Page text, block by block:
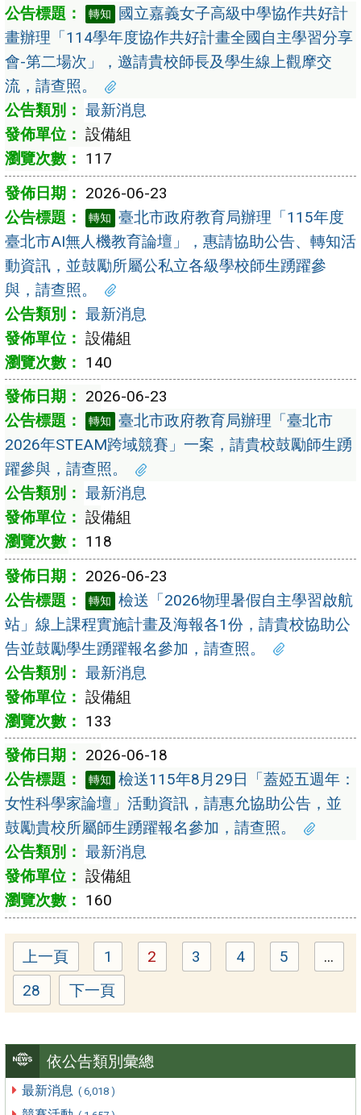
依公告類別彙總
最新消息 ( 6,018 )
轉知
國立嘉義女子高級中學協作共好計
畫辦理「114學年度協作共好計畫全國自主學習分享
會-第二場次」，邀請貴校師長及學生線上觀摩交
流，請查照。
最新消息
設備組
117
2026-06-23
轉知 臺北市政府教育局辦理「115年度
臺北市AI無人機教育論壇」，惠請協助公告、轉知活
動資訊，並鼓勵所屬公私立各級學校師生踴躍參
與，請查照。
最新消息
設備組
140
2026-06-23
轉知 臺北市政府教育局辦理「臺北市
2026年STEAM跨域競賽」一案，請貴校鼓勵師生踴
躍參與，請查照。
最新消息
設備組
118
2026-06-23
轉知 檢送「2026物理暑假自主學習啟航
站」線上課程實施計畫及海報各1份，請貴校協助公
告並鼓勵學生踴躍報名參加，請查照。
最新消息
設備組
133
2026-06-18
轉知 檢送115年8月29日「蓋婭五週年：
女性科學家論壇」活動資訊，請惠允協助公告，並
鼓勵貴校所屬師生踴躍報名參加，請查照。
最新消息
設備組
160
上一頁 Page
1 2 3 Page
4 5 ...
Page
28 下一頁